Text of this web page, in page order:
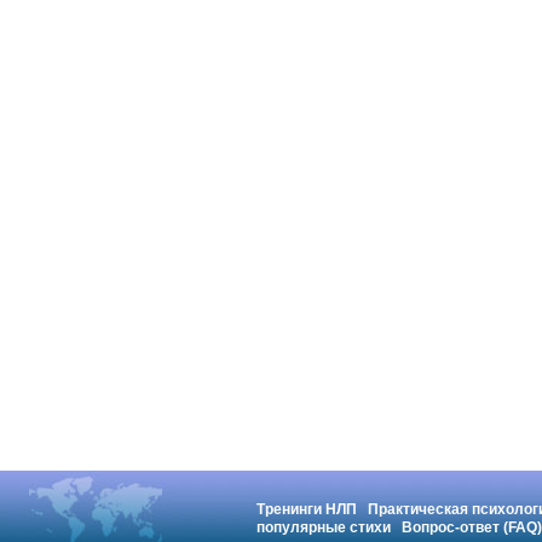
Тренинги НЛП
Практическая
популярные стихи
Вопрос-ответ (FAQ)